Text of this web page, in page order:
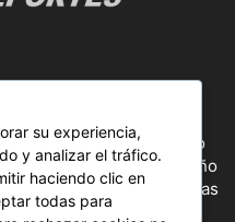
de noticias creado
Ale Gordillo en el año
y MS Interactiva noticias
latinoamericano y el
su experiencia,
y analizar el tráfico.
haciendo clic en
todas para